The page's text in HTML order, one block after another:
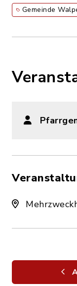
Gemeinde